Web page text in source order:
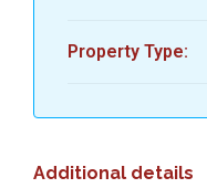
Property Type:
Additional details